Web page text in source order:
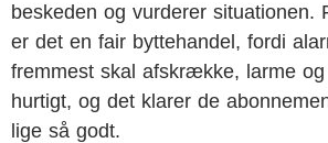
beskeden og vurderer situationen.
er det en fair byttehandel, fordi
fremmest skal afskrække, larme og
hurtigt, og det klarer de
lige så godt.